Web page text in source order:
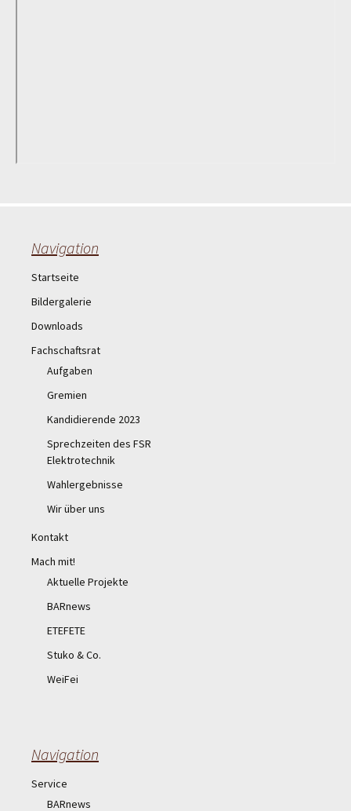
Navigation
Startseite
Bildergalerie
Downloads
Fachschaftsrat
Aufgaben
Gremien
Kandidierende 2023
Sprechzeiten des FSR
Elektrotechnik
Wahlergebnisse
Wir über uns
Kontakt
Mach mit!
Aktuelle Projekte
BARnews
ETEFETE
Stuko & Co.
WeiFei
Navigation
Service
BARnews